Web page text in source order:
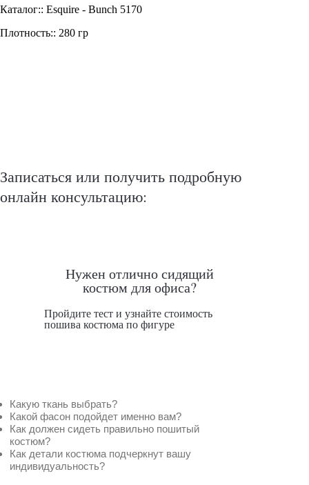
Каталог:: Esquire - Bunch 5170
Плотность:: 280 гр
Записаться или получить подробную
онлайн консультацию:
Какую ткань выбрать?
Какой фасон подойдет именно вам?
Как должен сидеть правильно пошитый
костюм?
Как детали костюма подчеркнут вашу
индивидуальность?
Пройдите тест и узнайте стоимость
пошива костюма по фигуре
Нужен отлично сидящий
костюм для офиса?